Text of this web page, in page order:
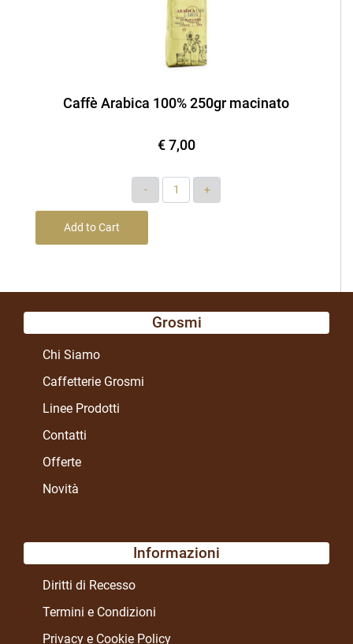
Caffè Arabica 100% 250gr macinato
€ 7,00
Quantity
Add to Cart
Grosmi
Chi Siamo
Caffetterie Grosmi
Linee Prodotti
Contatti
Offerte
Novità
Informazioni
Diritti di Recesso
Termini e Condizioni
Privacy e Cookie Policy